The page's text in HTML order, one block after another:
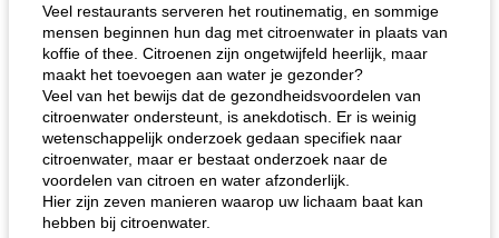
Veel restaurants serveren het routinematig, en sommige
mensen beginnen hun dag met citroenwater in plaats van
koffie of thee. Citroenen zijn ongetwijfeld heerlijk, maar
maakt het toevoegen aan water je gezonder?
Veel van het bewijs dat de gezondheidsvoordelen van
citroenwater ondersteunt, is anekdotisch. Er is weinig
wetenschappelijk onderzoek gedaan specifiek naar
citroenwater, maar er bestaat onderzoek naar de
voordelen van citroen en water afzonderlijk.
Hier zijn zeven manieren waarop uw lichaam baat kan
hebben bij citroenwater.